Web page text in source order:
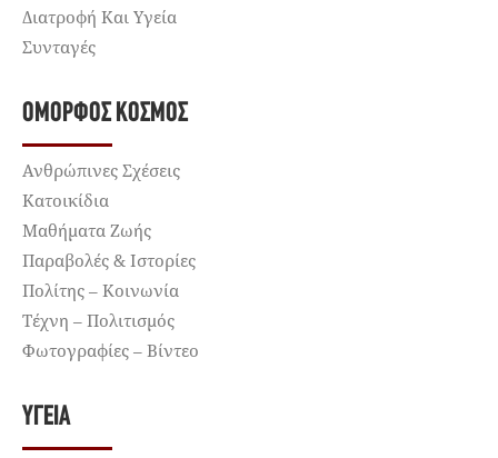
Διατροφή Και Υγεία
Συνταγές
ΌΜΟΡΦΟΣ ΚΌΣΜΟΣ
Ανθρώπινες Σχέσεις
Κατοικίδια
Μαθήματα Ζωής
Παραβολές & Ιστορίες
Πολίτης – Κοινωνία
Τέχνη – Πολιτισμός
Φωτογραφίες – Βίντεο
ΥΓΕΊΑ